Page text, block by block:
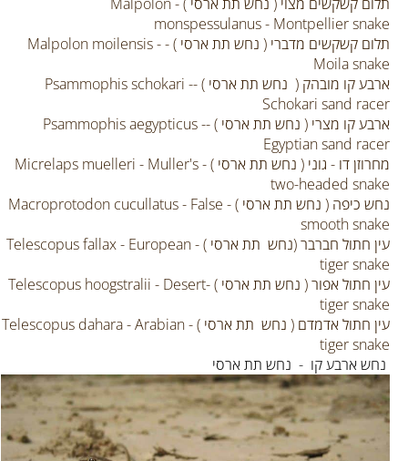
monspessulanus - Montpellier snake
תלום קשקשים מדברי ( נחש תת ארסי ) - Malpolon moilensis -
Moila snake
ארבע קו מובהק ( נחש תת ארסי ) -Psammophis schokari -
Schokari sand racer
ארבע קו מצרי ( נחש תת ארסי ) -Psammophis aegypticus -
Egyptian sand racer
מחרוזן דו - גוני ( נחש תת ארסי ) - Micrelaps muelleri - Muller's
two-headed snake
נחש כיפה ( נחש תת ארסי ) - Macroprotodon cucullatus - False
smooth snake
עין חתול חברבר (נחש תת ארסי ) - Telescopus fallax - European
tiger snake
עין חתול אפור ( נחש תת ארסי ) -Telescopus hoogstralii - Desert
tiger snake
עין חתול אדמדם ( נחש תת ארסי ) - Telescopus dahara - Arabian
tiger snake
נחש ארבע קו - נחש תת ארסי